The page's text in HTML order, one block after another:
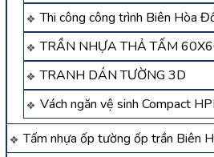
Thi công công trình Biên Hòa
TRẦN NHỰA THẢ TẤM
TRANH DÁN TƯỜNG 3D
Vách ngăn vệ sinh Compact
Tấm nhựa ốp tường ốp trần Biên